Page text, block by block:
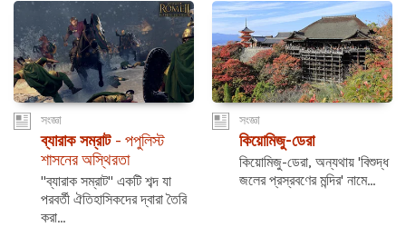
সংজ্ঞা
ব্যারাক সম্রাট - পপুলিস্ট
শাসনের অস্থিরতা
"ব্যারাক সম্রাট" একটি শব্দ যা
পরবর্তী ঐতিহাসিকদের দ্বারা তৈরি
করা...
সংজ্ঞা
কিয়োমিজু-ডেরা
কিয়োমিজু-ডেরা, অন্যথায় 'বিশুদ্ধ
জলের প্রস্রবণের মন্দির' নামে...